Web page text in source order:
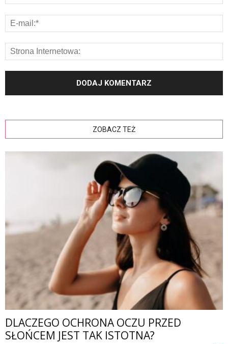
ZOBACZ TEŻ
DLACZEGO OCHRONA OCZU PRZED
SŁOŃCEM JEST TAK ISTOTNA?